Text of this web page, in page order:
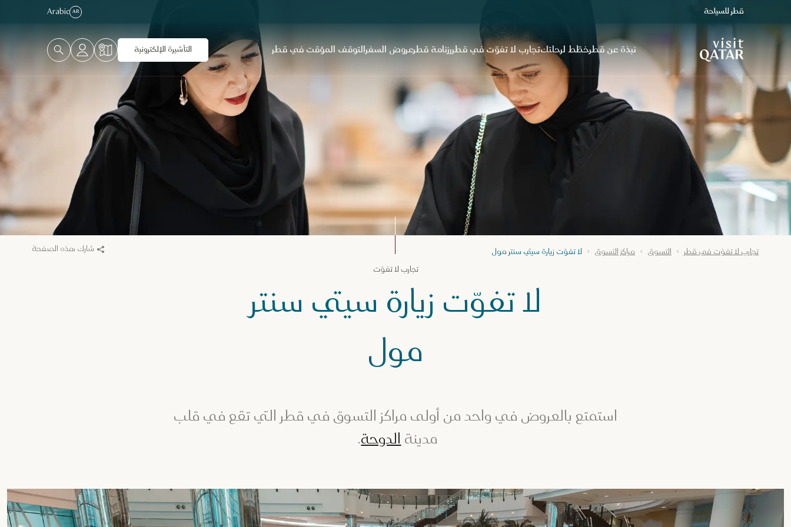
الصفحة الرئيسية لموقع VisitQatar
قطر للسياحة AR
Arabic
نبذة عن قطرخطّط لرحلتكتجارب لا تفوّت في قطررزنامة قطرعروض السفرالتوقف المؤقت في قطر التأشيرة الإلكترونية
تجارب لا تفوّت في قطر التسوق مراكز التسوق لا تفوّت زيارة سيتي سنتر مول
شارك هذه الصفحة
تجارب لا تفوّت
لا تفوّت زيارة سيتي سنتر
مول
استمتع بالعروض في واحد من أولى مراكز التسوق في قطر التي تقع في قلب
مدينةالدوحة.